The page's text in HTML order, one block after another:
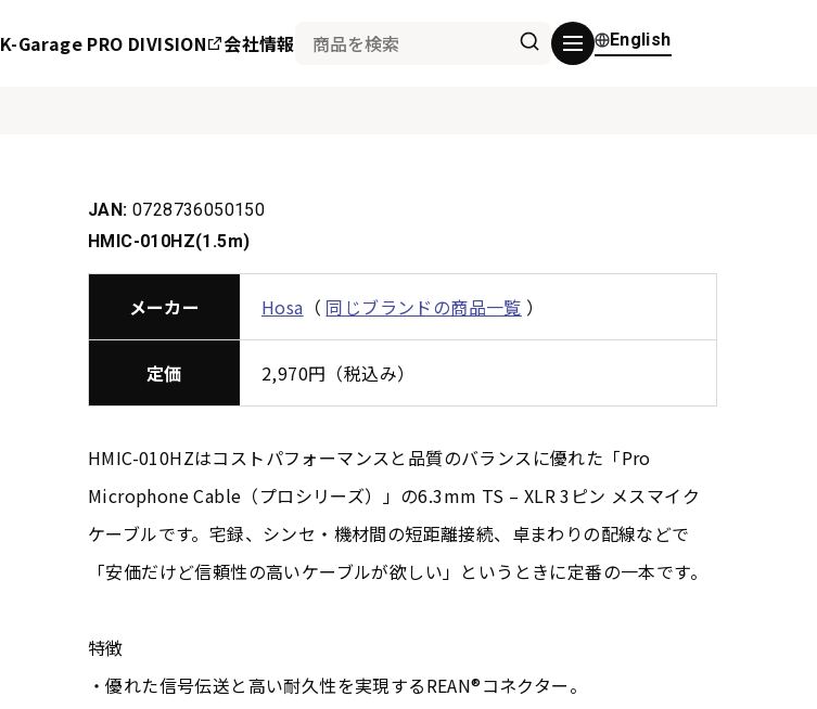
K-Garage PRO DIVISION 会社情報 English
JAN: 0728736050150
HMIC-010HZ(1.5m)
メーカー Hosa （ 同じブランドの商品一覧 ）
定価 2,970円（税込み）
HMIC-010HZはコストパフォーマンスと品質のバランスに優れた「Pro
Microphone Cable（プロシリーズ）」の6.3mm TS – XLR 3ピン メスマイク
ケーブルです。宅録、シンセ・機材間の短距離接続、卓まわりの配線などで
「安価だけど信頼性の高いケーブルが欲しい」というときに定番の一本です。
特徴
・優れた信号伝送と高い耐久性を実現するREAN®コネクター。